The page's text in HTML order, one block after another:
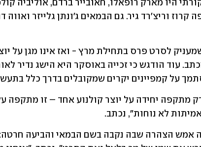
על קמפיינים יקרים שמקובלים בדרך כלל
לא נוחות", נכתב.